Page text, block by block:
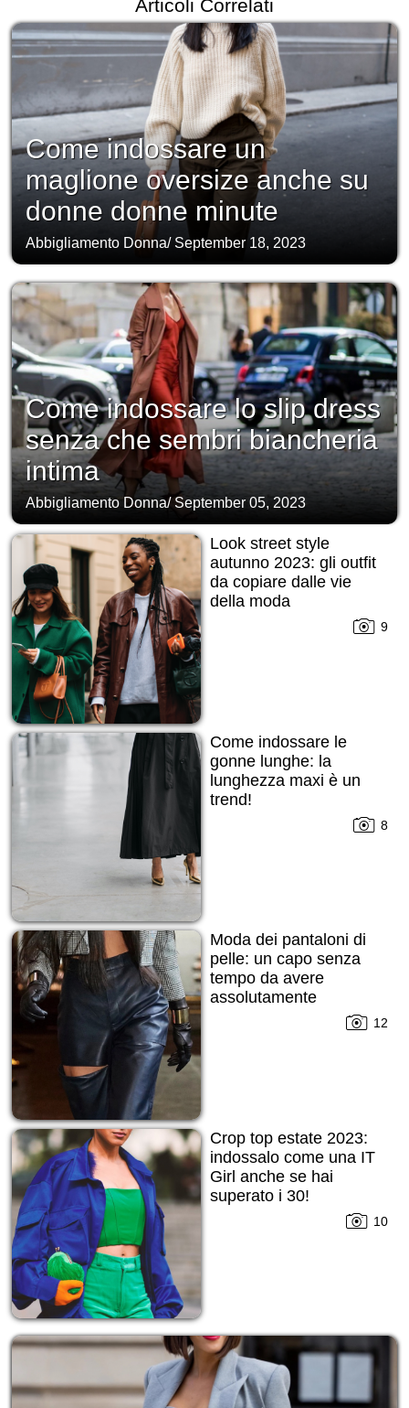
Articoli Correlati
Come indossare un
maglione oversize anche su
donne donne minute
Abbigliamento Donna/ September 18, 2023
Come indossare lo slip dress
senza che sembri biancheria
intima
Abbigliamento Donna/September 05, 2023
Look street style
autunno 2023: gli outfit
da copiare dalle vie
della moda
9
Come indossare le
gonne lunghe: la
lunghezza maxi è un
trend!
8
Moda dei pantaloni di
pelle: un capo senza
tempo da avere
assolutamente
12
Crop top estate 2023:
indossalo come una IT
Girl anche se hai
superato i 30!
10